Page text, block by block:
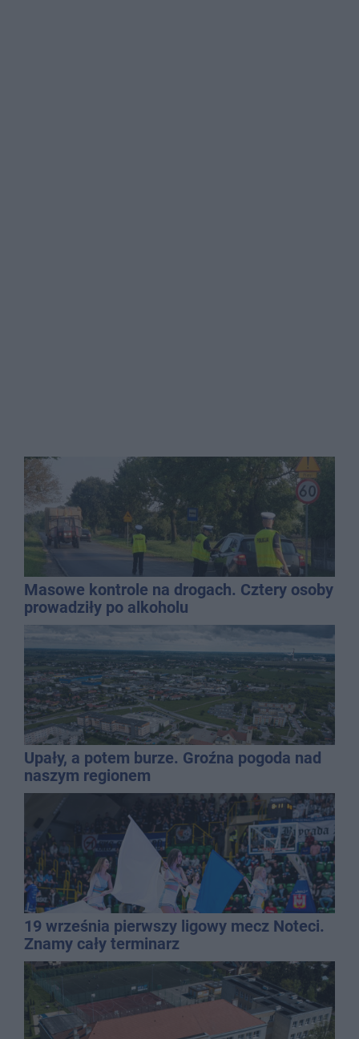
Masowe kontrole na drogach. Cztery osoby
prowadziły po alkoholu
Upały, a potem burze. Groźna pogoda nad
naszym regionem
19 września pierwszy ligowy mecz Noteci.
Znamy cały terminarz